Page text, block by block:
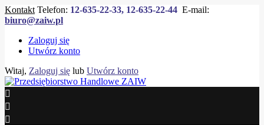
Kontakt Telefon: 12-635-22-33, 12-635-22-44 E-mail:
biuro@zaiw.pl
Zaloguj się
Utwórz konto
Witaj, Zaloguj się lub Utwórz konto


